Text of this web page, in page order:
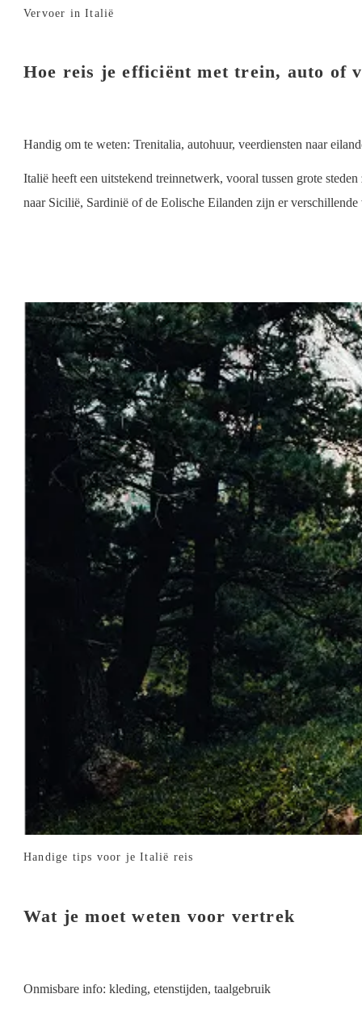
Vervoer in Italië
Hoe reis je efficiënt met trein, auto of
Handig om te weten: Trenitalia, autohuur, veerdiensten naar
Italië heeft een uitstekend treinnetwerk, vooral tussen grote
naar Sicilië, Sardinië of de Eolische Eilanden zijn er
Handige tips voor je Italië reis
Wat je moet weten voor vertrek
Onmisbare info: kleding, etenstijden, taalgebruik